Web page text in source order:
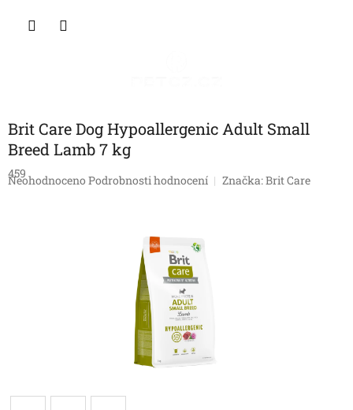
Brit Care Dog Hypoallergenic Adult Small
Breed Lamb 7 kg
459
Průměrné
Neohodnoceno Podrobnosti hodnocení Značka:Brit Care